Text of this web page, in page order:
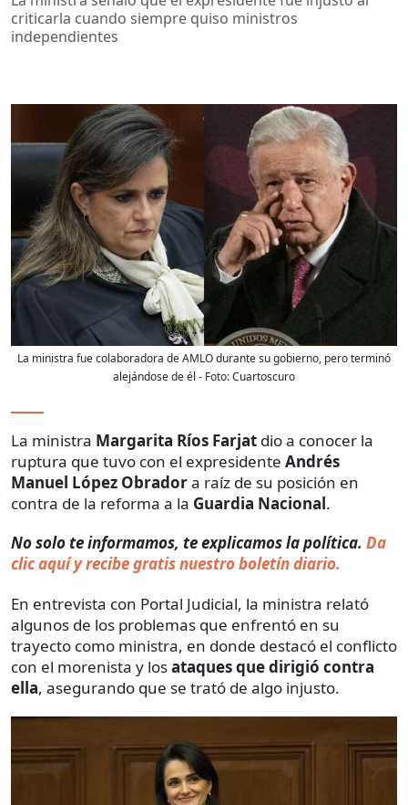
criticarla cuando siempre quiso ministros
independientes
La ministra fue colaboradora de AMLO durante su gobierno, pero terminó
alejándose de él - Foto:Cuartoscuro
La ministra Margarita Ríos Farjat dio a conocer la
ruptura que tuvo con el expresidente Andrés
Manuel López Obradora raíz de su posición en
contra de la reforma a la Guardia Nacional.
No solo te informamos, te explicamos la política. Da
clic aquí y recibe gratis nuestro boletín diario.
En entrevista con Portal Judicial, la ministra relató
algunos de los problemas que enfrentó en su
trayecto como ministra, en donde destacó el conflicto
con el morenista y losataques que dirigió contra
ella, asegurando que se trató de algo injusto.